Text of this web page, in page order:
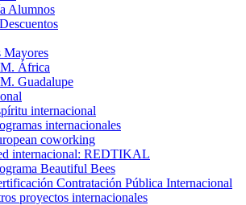
Alumnos
Mayores
África
Guadalupe
internacional
internacionales
coworking
internacional: REDTIKAL
Beautiful Bees
Contratación Pública Internacional
proyectos internacionales